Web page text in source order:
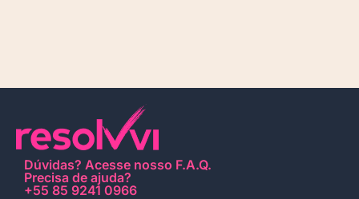
Dúvidas? Acesse nosso F.A.Q.
Precisa de ajuda?
+55 85 9241 0966